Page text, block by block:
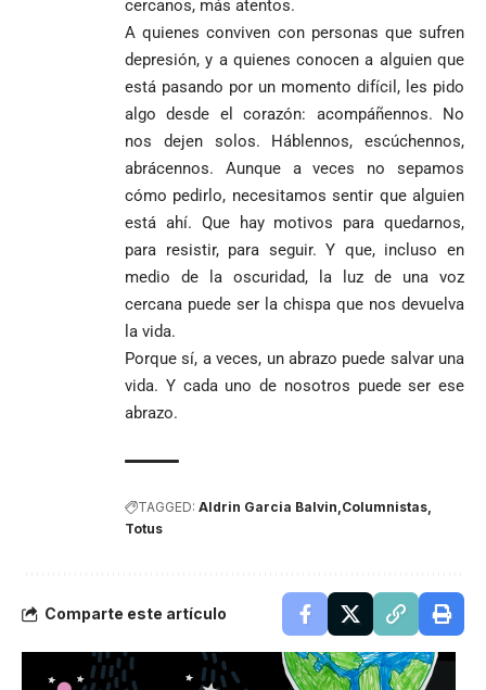
cercanos, más atentos.
A quienes conviven con personas que sufren
depresión, y a quienes conocen a alguien que
está pasando por un momento difícil, les pido
algo desde el corazón: acompáñennos. No
nos dejen solos. Háblennos, escúchennos,
abrácennos. Aunque a veces no sepamos
cómo pedirlo, necesitamos sentir que alguien
está ahí. Que hay motivos para quedarnos,
para resistir, para seguir. Y que, incluso en
medio de la oscuridad, la luz de una voz
cercana puede ser la chispa que nos devuelva
la vida.
Porque sí, a veces, un abrazo puede salvar una
vida. Y cada uno de nosotros puede ser ese
abrazo.
TAGGED: Aldrin Garcia Balvin Columnistas
Totus
Comparte este artículo